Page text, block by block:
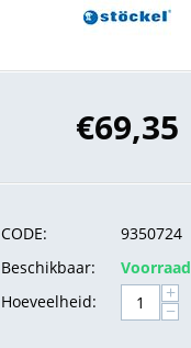
€69,35
CODE:
9350724
Beschikbaar:
Voorraad
Hoeveelheid:
+
−